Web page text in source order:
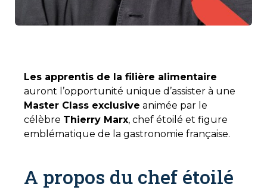
Les apprentis de la filière alimentaire
auront l’opportunité unique d’assister à une
Master Class exclusive animée par le
célèbre Thierry Marx, chef étoilé et figure
emblématique de la gastronomie française.
A propos du chef étoilé